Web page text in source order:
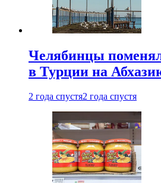
Челябинцы
в Турции на
2 года спустя2 года спустя